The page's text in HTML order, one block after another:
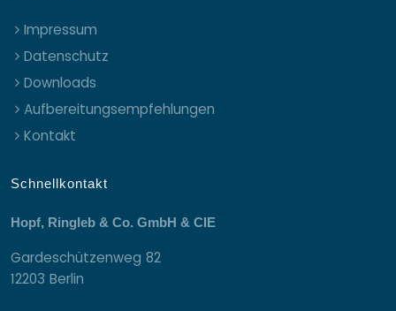
Impressum
Datenschutz
Downloads
Aufbereitungsempfehlungen
Kontakt
Schnellkontakt
Hopf, Ringleb & Co. GmbH & CIE
Gardeschützenweg 82
12203 Berlin